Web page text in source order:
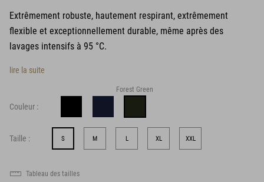
Extrêmement robuste, hautement respirant, extrêmement
flexible et exceptionnellement durable, même après des
lavages intensifs à 95 °C.
lire la suite
Couleur :
Forest Green
Taille : S M L XL XXL
Tableau des tailles